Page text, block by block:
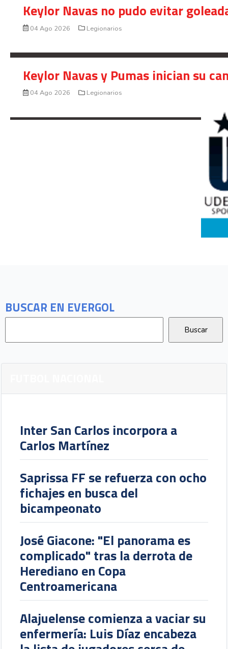
BUSCAR EN EVERGOL
Inter San Carlos incorpora a
Carlos Martínez
Saprissa FF se refuerza con ocho
fichajes en busca del
bicampeonato
José Giacone: "El panorama es
complicado" tras la derrota de
Herediano en Copa
Centroamericana
Alajuelense comienza a vaciar su
enfermería: Luis Díaz encabeza
Keylor Navas no pudo evitar
04 Ago 2026 Legionarios
Keylor Navas y Pumas inician su
04 Ago 2026 Legionarios